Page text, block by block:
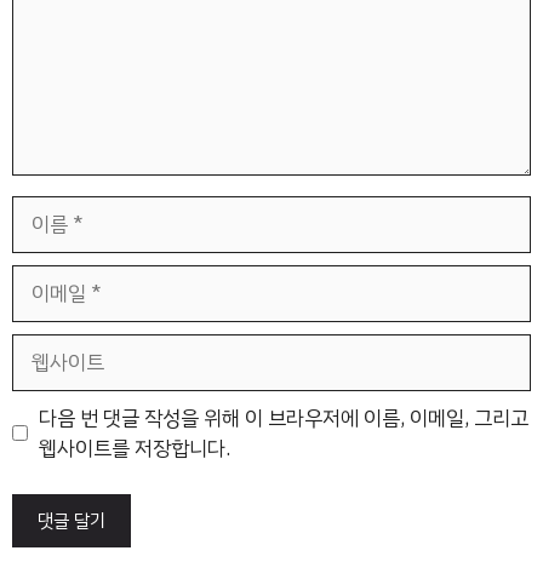
일
트
다음 번 댓글 작성을 위해 이 브라우저에 이름, 이메일, 그리고
웹사이트를 저장합니다.